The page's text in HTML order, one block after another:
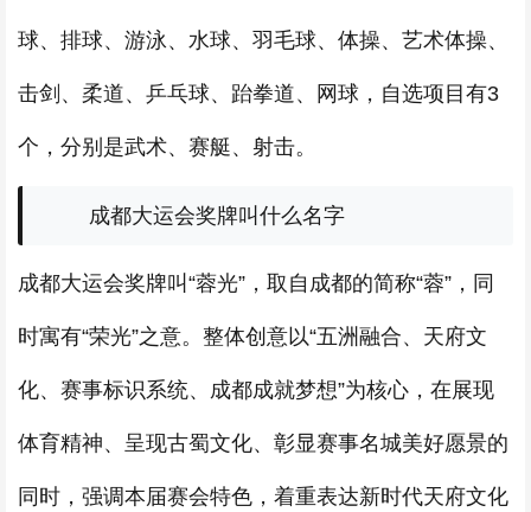
球、排球、游泳、水球、羽毛球、体操、艺术体操、
击剑、柔道、乒乓球、跆拳道、网球，自选项目有3
个，分别是武术、赛艇、射击。
成都大运会奖牌叫什么名字
成都大运会奖牌叫“蓉光”，取自成都的简称“蓉”，同
时寓有“荣光”之意。整体创意以“五洲融合、天府文
化、赛事标识系统、成都成就梦想”为核心，在展现
体育精神、呈现古蜀文化、彰显赛事名城美好愿景的
同时，强调本届赛会特色，着重表达新时代天府文化